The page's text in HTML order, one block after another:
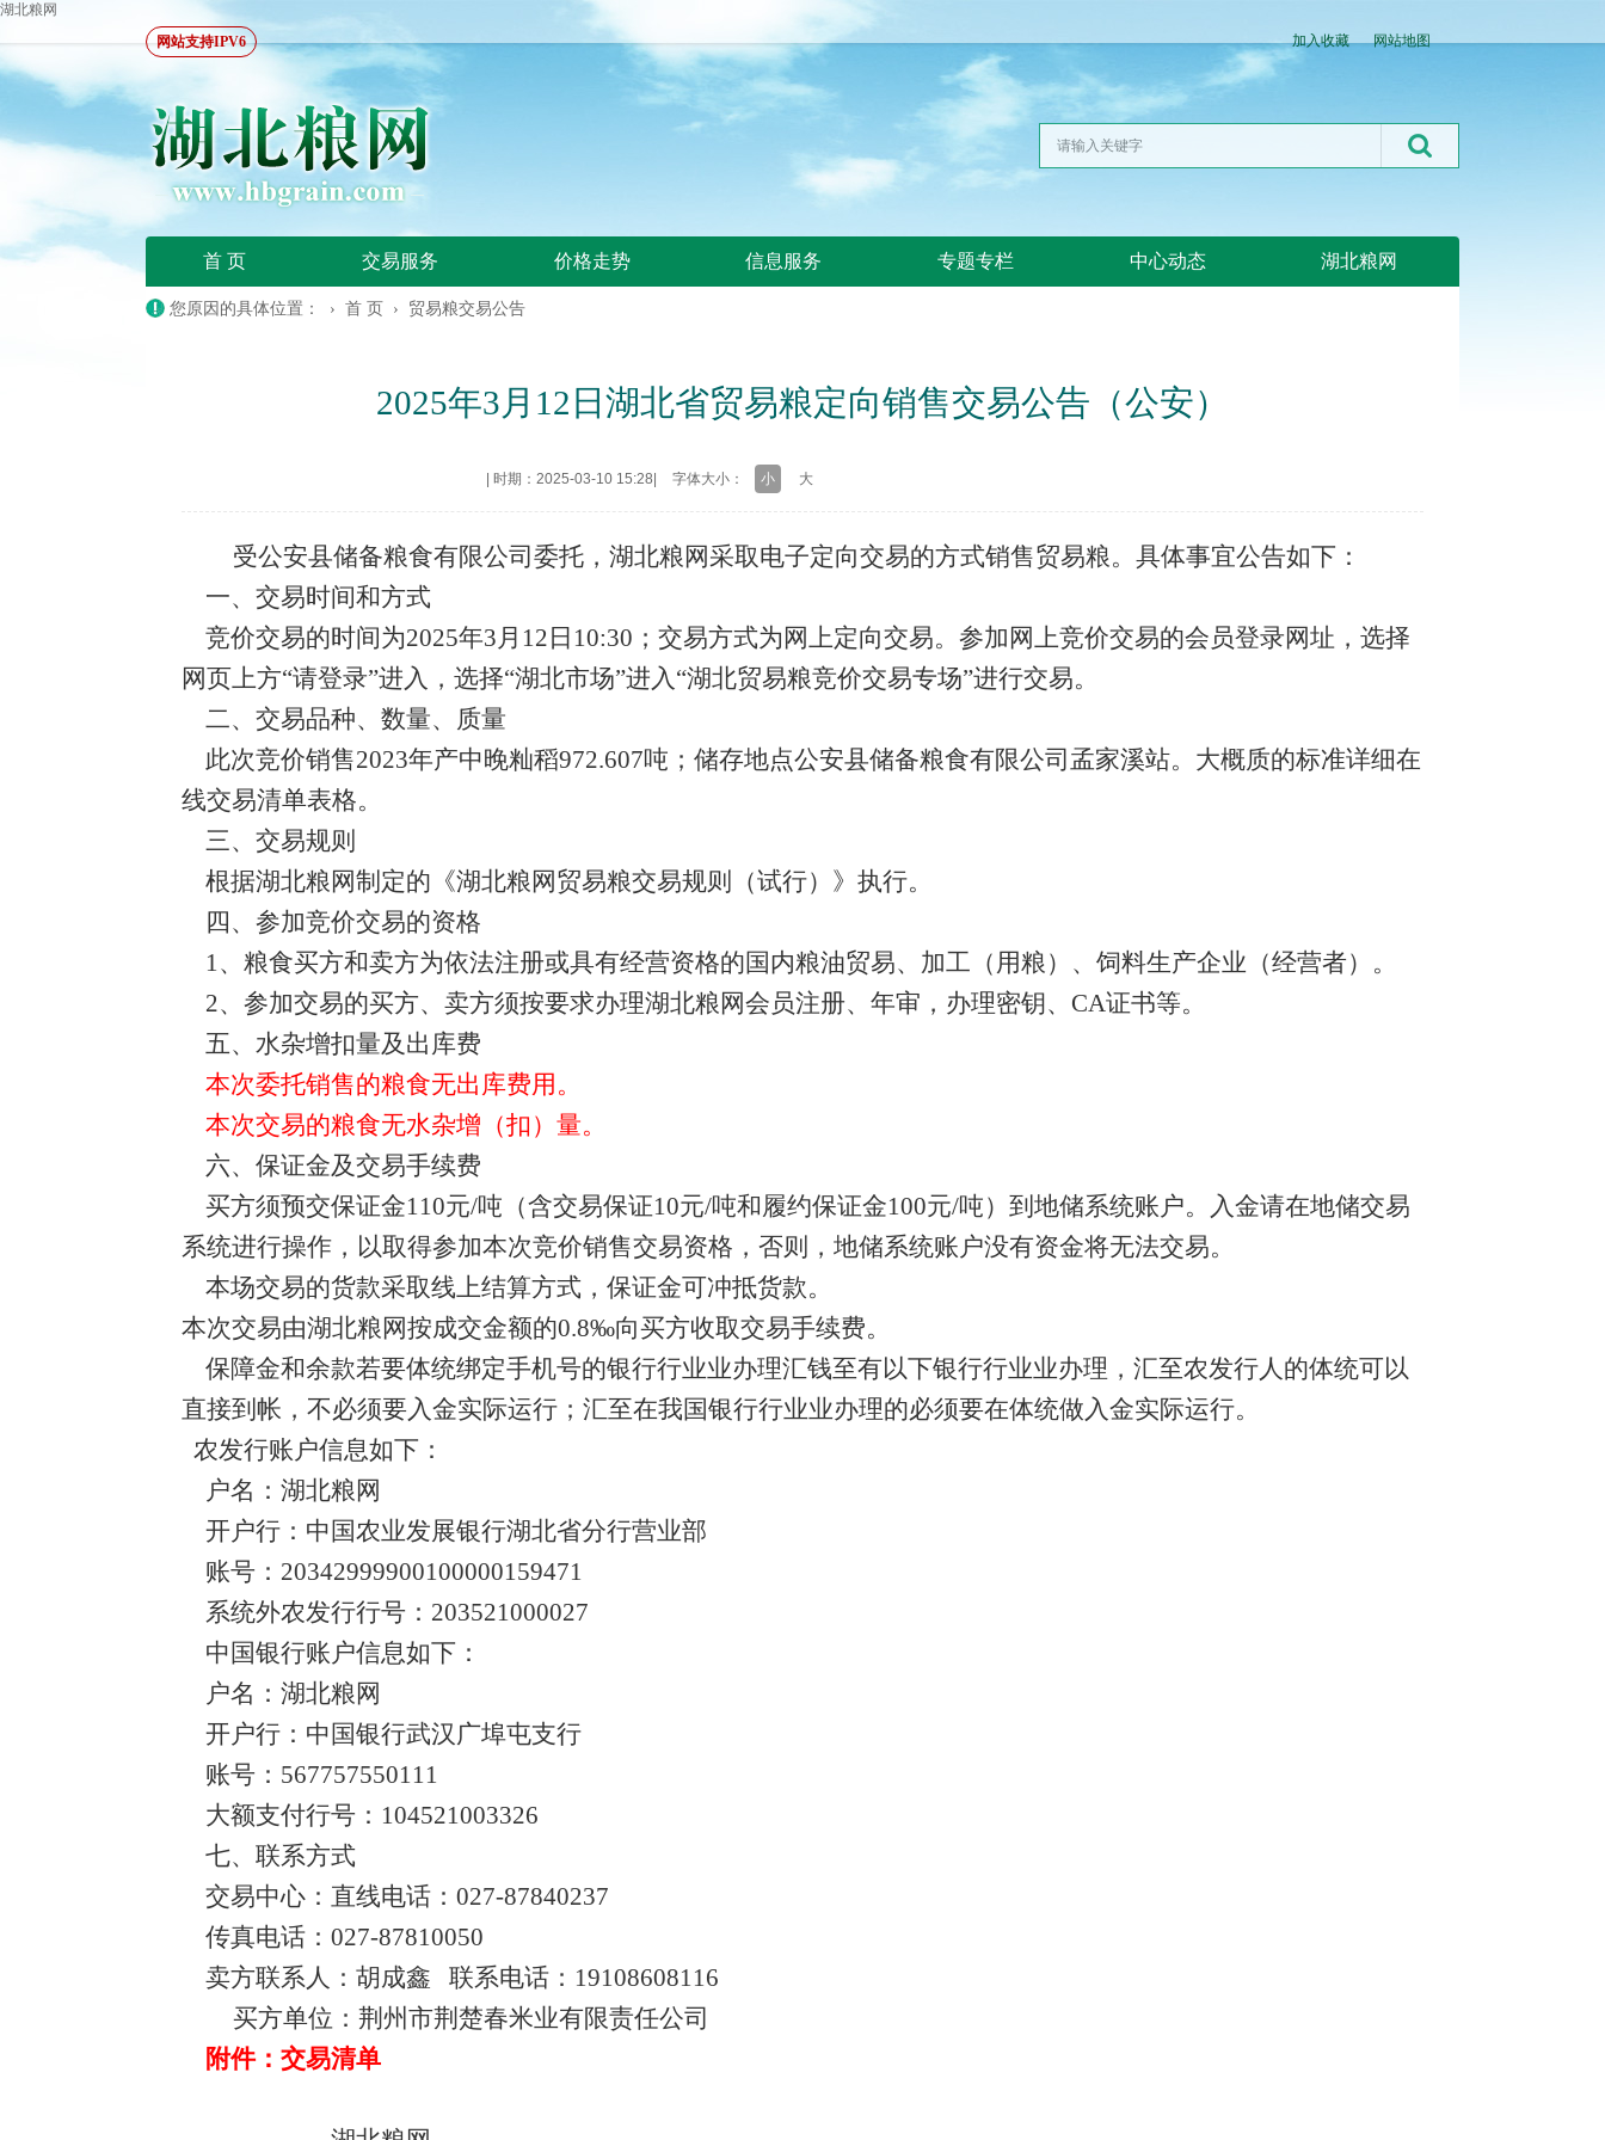
湖北粮网
网站支持IPV6
加入收藏 网站地图
首 页 交易服务 价格走势 信息服务 专题专栏 中心动态 湖北粮网
您原因的具体位置： › 首 页 › 贸易粮交易公告
2025年3月12日湖北省贸易粮定向销售交易公告（公安）
时期：2025-03-10 15:28 字体大小： 小 大
受公安县储备粮食有限公司委托，湖北粮网采取电子定向交易的方式销售贸易粮。具体事宜公告如下：
一、交易时间和方式
竞价交易的时间为2025年3月12日10:30；交易方式为网上定向交易。参加网上竞价交易的会员登录网址 ，选择
网页上方“请登录”进入，选择“湖北市场”进入“湖北贸易粮竞价交易专场”进行交易。
二、交易品种、数量、质量
此次竞价销售2023年产中晚籼稻972.607吨；储存地点公安县储备粮食有限公司孟家溪站。大概质的标准详细在
线交易清单表格。
三、交易规则
根据湖北粮网制定的《湖北粮网贸易粮交易规则（试行）》执行。
四、参加竞价交易的资格
1、粮食买方和卖方为依法注册或具有经营资格的国内粮油贸易、加工（用粮）、饲料生产企业（经营者）。
2、参加交易的买方、卖方须按要求办理湖北粮网会员注册、年审，办理密钥、CA证书等。
五、水杂增扣量及出库费
本次委托销售的粮食无出库费用。
本次交易的粮食无水杂增（扣）量。
六、保证金及交易手续费
买方须预交保证金110元/吨（含交易保证10元/吨和履约保证金100元/吨）到地储系统账户。入金请在地储交易
系统进行操作，以取得参加本次竞价销售交易资格，否则，地储系统账户没有资金将无法交易。
本场交易的货款采取线上结算方式，保证金可冲抵货款。
本次交易由湖北粮网按成交金额的0.8‰向买方收取交易手续费。
保障金和余款若要体统绑定手机号的银行行业业办理汇钱至有以下银行行业业办理，汇至农发行人的体统可以
直接到帐，不必须要入金实际运行；汇至在我国银行行业业办理的必须要在体统做入金实际运行。
农发行账户信息如下：
户名：湖北粮网
开户行：中国农业发展银行湖北省分行营业部
账号： 20342999900100000159471
系统外农发行行号： 203521000027
中国银行账户信息如下：
户名：湖北粮网
开户行：中国银行武汉广埠屯支行
账号： 567757550111
大额支付行号： 104521003326
七、联系方式
交易中心：直线电话： 027-87840237
传真电话： 027-87810050
卖方联系人：胡成鑫 联系电话：19108608116
买方单位：荆州市荆楚春米业有限责任公司
附件：交易清单